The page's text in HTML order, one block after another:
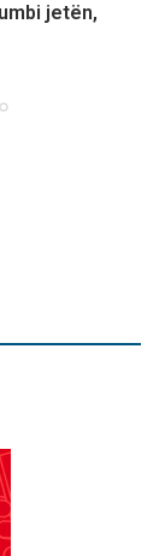
jetën,